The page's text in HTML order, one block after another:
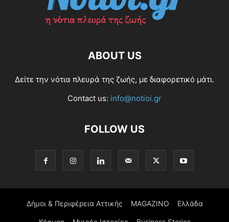
ABOUT US
Δείτε την νότια πλευρά της ζωής, με διαφορετικό μάτι.
Contact us: info@notioi.gr
FOLLOW US
Δήμοι & Περιφέρεια Αττικής MAGAZINO Ελλάδα